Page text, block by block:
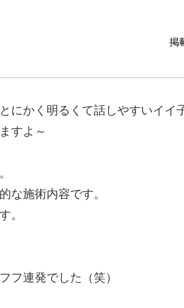
掲
とにかく明るくて話しやすいイイ
すよ～
な施術内容です。
。
フ連発でした（笑）